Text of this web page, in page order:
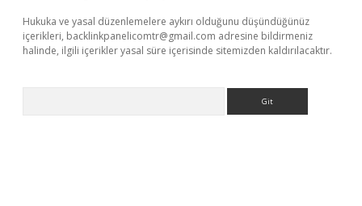
Hukuka ve yasal düzenlemelere aykırı olduğunu düşündüğünüz
içerikleri, backlinkpanelicomtr@gmail.com adresine bildirmeniz
halinde, ilgili içerikler yasal süre içerisinde sitemizden kaldırılacaktır.